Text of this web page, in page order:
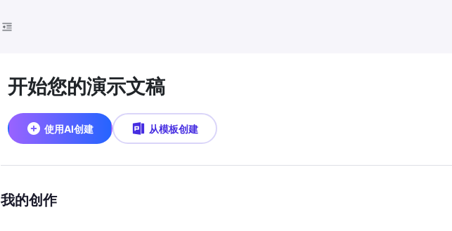
开始您的演示文稿
使用AI创建 从模板创建
我的创作